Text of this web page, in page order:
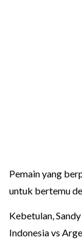
Pemain yang
untuk bertemu
Kebetulan,
Indonesia vs